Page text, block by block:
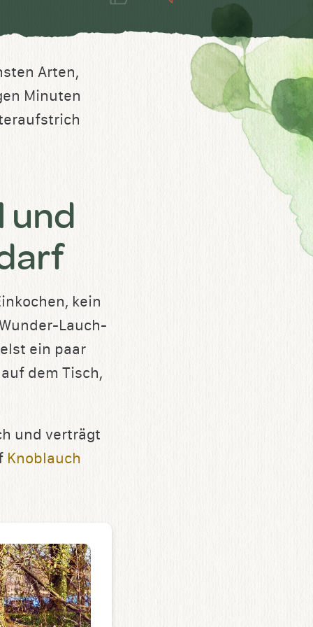
Arten,
Minuten
und
kein
Lauch-
ein paar
dem Tisch,
und verträgt
Knoblauch